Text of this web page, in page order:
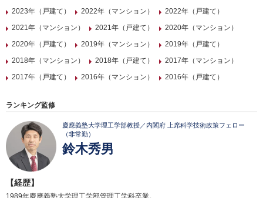
2023年（戸建て）
2022年（マンション）
2022年（戸建て）
2021年（マンション）
2021年（戸建て）
2020年（マンション）
2020年（戸建て）
2019年（マンション）
2019年（戸建て）
2018年（マンション）
2018年（戸建て）
2017年（マンション）
2017年（戸建て）
2016年（マンション） 2016年（戸建て）
ランキング監修
慶應義塾大学理工学部教授／内閣府 上席科学技術政策フェロー
（非常勤）
鈴木秀男
【経歴】
1989年慶應義塾大学理工学部管理工学科卒業。